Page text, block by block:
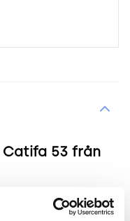
Catifa 53 från